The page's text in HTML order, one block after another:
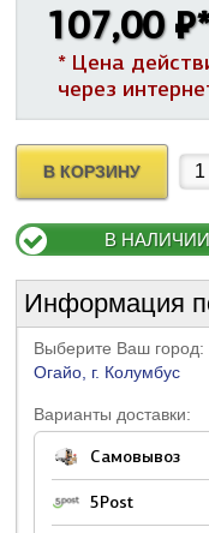
107,00 ₽
* Цена
через
В КОРЗИНУ
В НАЛИЧИИ
Информация
Выберите Ваш город:
Огайо, г. Колумбус
Варианты доставки:
Самовывоз
5Post